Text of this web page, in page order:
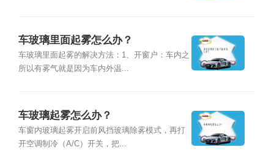
车玻璃里面起雾怎么办？
车玻璃里面起雾的解决方法：1、开窗户：车内之
所以有雾气就是因为车内外温...
车玻璃起雾怎么办？
车窗内玻璃起雾开启前风挡玻璃除雾模式，再打
开空调制冷（A/C）开关，把...